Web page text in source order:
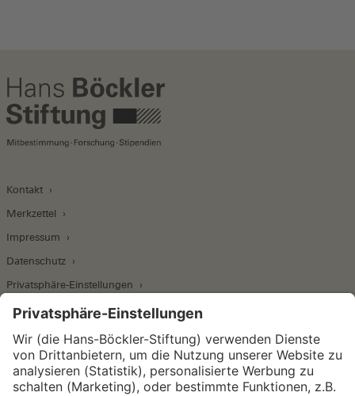
Kontakt
Merkzettel
Impressum
Datenschutz
Privatsphäre-Einstellungen
Wirtschafts- und Sozialwissenschaftliches Institut